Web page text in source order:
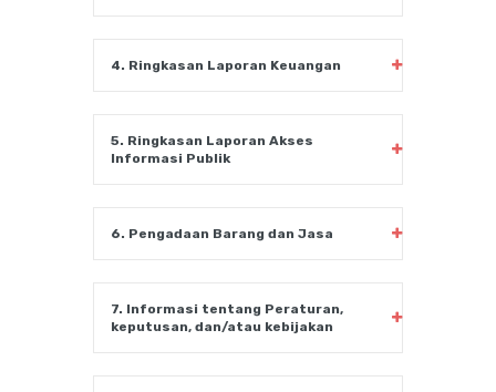
4. Ringkasan Laporan Keuangan
5. Ringkasan Laporan Akses
Informasi Publik
6. Pengadaan Barang dan Jasa
7. Informasi tentang Peraturan,
keputusan, dan/atau kebijakan